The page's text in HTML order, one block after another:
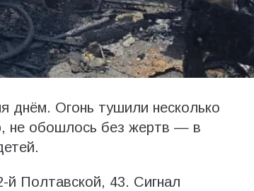
днём. Огонь тушили несколько
не обошлось без жертв — в
й Полтавской, 43. Сигнал